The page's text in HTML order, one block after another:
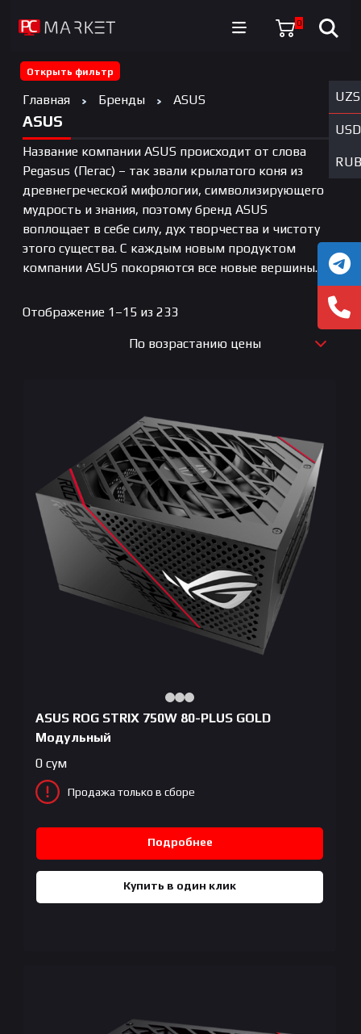
0
UZS
USD
RUB
Открыть фильтр
Главная Бренды ASUS
ASUS
Название компании ASUS происходит от слова
Pegasus (Пегас) – так звали крылатого коня из
древнегреческой мифологии, символизирующего
мудрость и знания, поэтому бренд ASUS
воплощает в себе силу, дух творчества и чистоту
этого существа. С каждым новым продуктом
компании ASUS покоряются все новые вершины.
Отображение 1–15 из 233Цены:
возрастанию
По возрастанию цены
По возрастанию цены
По убыванию цены
ASUS ROG STRIX 750W 80-PLUS GOLD
Модульный
0 сум
Продажа только в сборе
Подробнее
Купить в один клик